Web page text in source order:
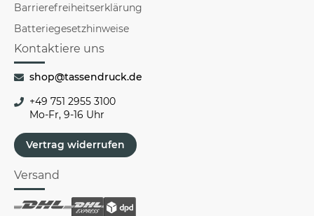
Barrierefreiheitserklärung
Batteriegesetzhinweise
Kontaktiere uns
shop@tassendruck.de
+49 751 2955 3100
Mo-Fr, 9-16 Uhr
Vertrag widerrufen
Versand